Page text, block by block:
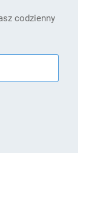
codzienny